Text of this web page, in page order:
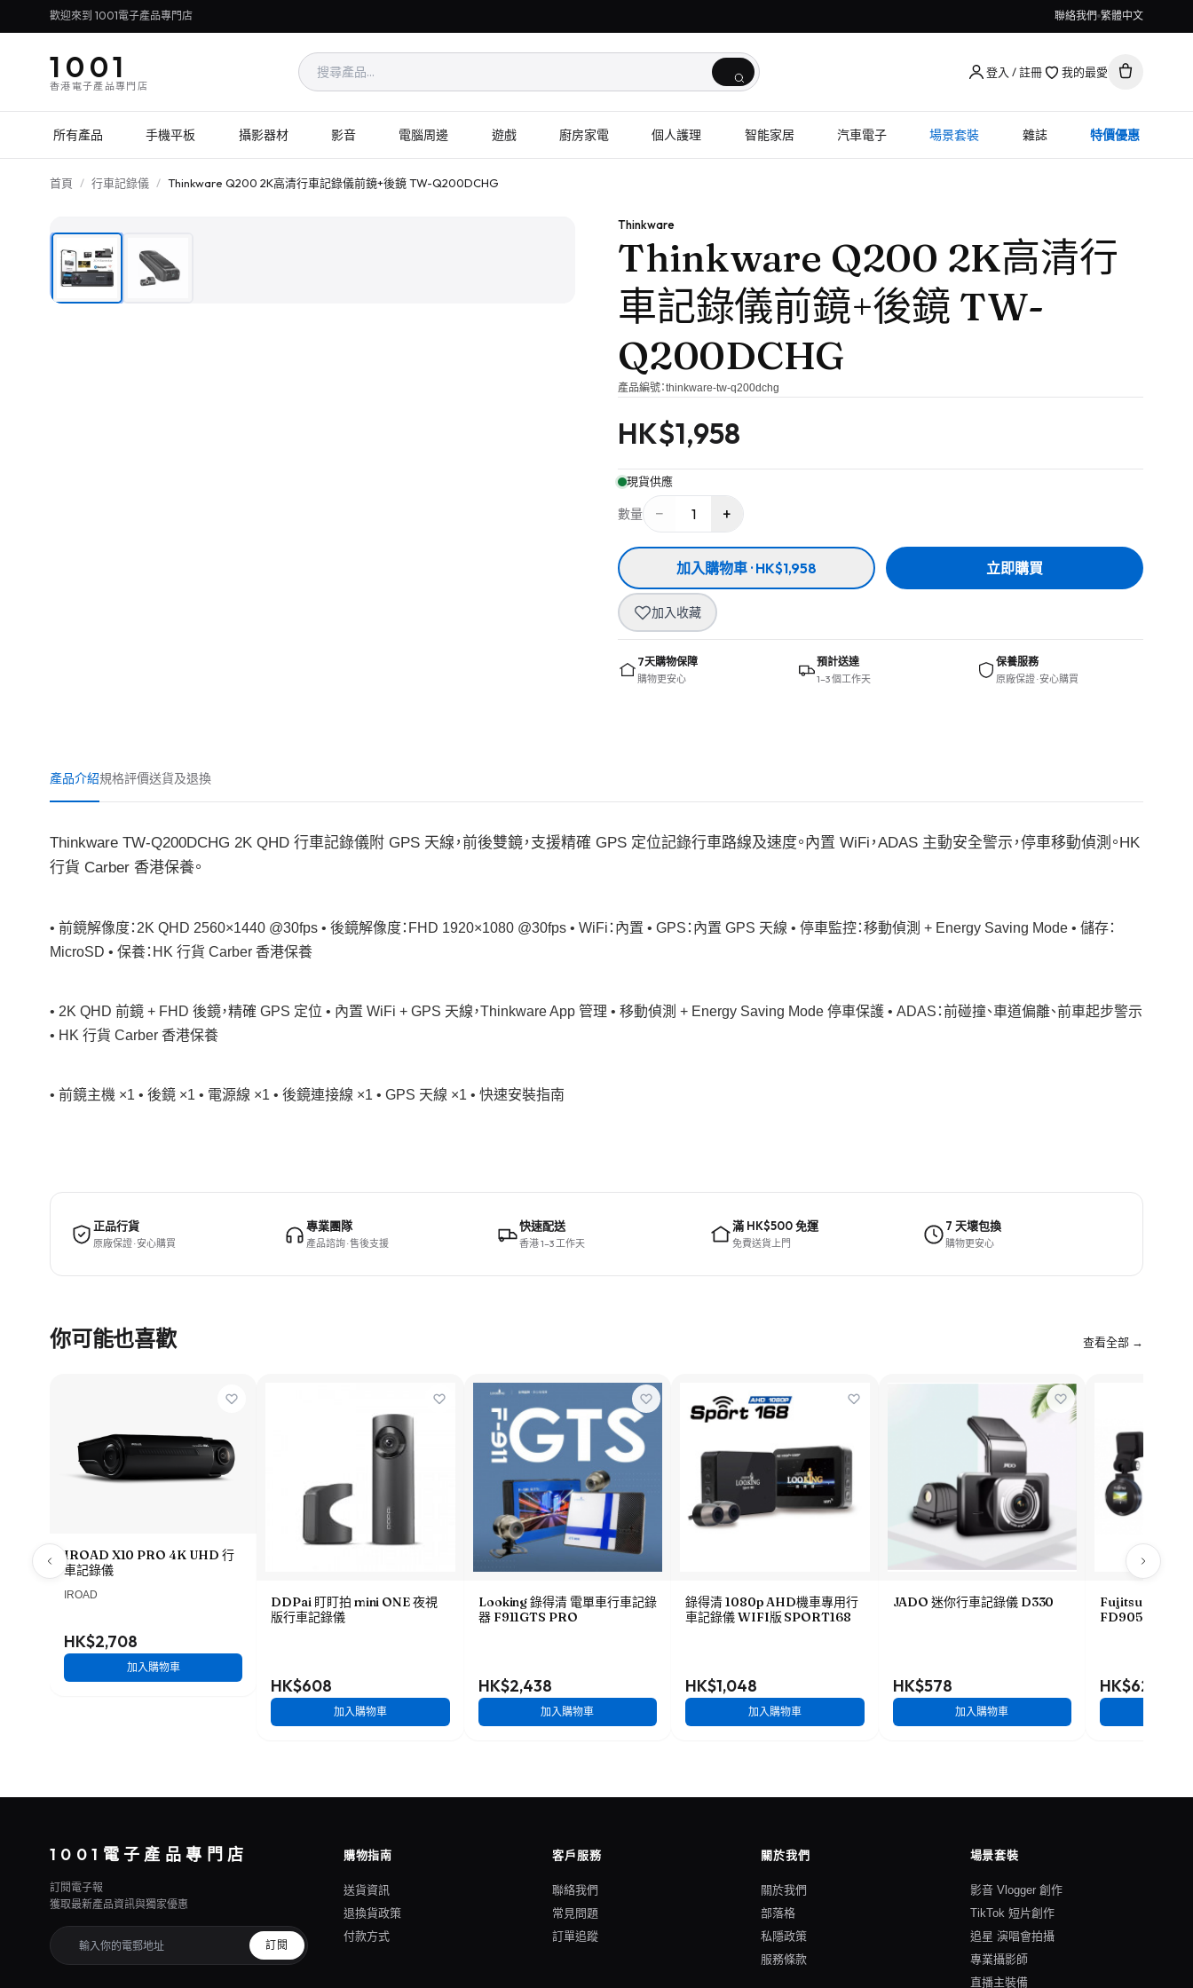
歡迎來到 1001電子產品專門店 聯絡我們 繁體中文
1001
香港電子產品專門店
登入 / 註冊 我的最愛
所有產品 手機平板 攝影器材 影音 電腦周邊 遊戲 廚房家電 個人護理 智能家居 汽車電子 場景套裝 雜誌 特價優惠
首頁 / 行車記錄儀 / Thinkware Q200 2K高清行車記錄儀前鏡+後鏡 TW-Q200DCHG
Thinkware
Thinkware Q200 2K高清行
車記錄儀前鏡+後鏡 TW-
Q200DCHG
產品編號：thinkware-tw-q200dchg
HK$1,958
現貨供應
數量 − 1 +
加入購物車 · HK$1,958 立即購買
加入收藏
7天購物保障
購物更安心
預計送達
1–3 個工作天
保養服務
原廠保證 · 安心購買
產品介紹規格評價送貨及退換
Thinkware TW-Q200DCHG 2K QHD 行車記錄儀附 GPS 天線，前後雙鏡，支援精確 GPS 定位記錄行車路線及速度。內置 WiFi，ADAS 主動安全警示，停車移動偵測。HK
行貨 Carber 香港保養。
• 前鏡解像度：2K QHD 2560×1440 @30fps • 後鏡解像度：FHD 1920×1080 @30fps • WiFi：內置 • GPS：內置 GPS 天線 • 停車監控：移動偵測 + Energy Saving Mode • 儲存：
MicroSD • 保養：HK 行貨 Carber 香港保養
• 2K QHD 前鏡 + FHD 後鏡，精確 GPS 定位 • 內置 WiFi + GPS 天線，Thinkware App 管理 • 移動偵測 + Energy Saving Mode 停車保護 • ADAS：前碰撞、車道偏離、前車起步警示
• HK 行貨 Carber 香港保養
• 前鏡主機 ×1 • 後鏡 ×1 • 電源線 ×1 • 後鏡連接線 ×1 • GPS 天線 ×1 • 快速安裝指南
正品行貨
原廠保證 · 安心購買
專業團隊
產品諮詢 · 售後支援
快速配送
香港 1–3 工作天
滿 HK$500 免運
免費送貨上門
7 天壞包換
購物更安心
你可能也喜歡 查看全部 →
IROAD X10 PRO 4K UHD 行
車記錄儀
IROAD
HK$2,708
加入購物車
DDPai 盯盯拍 mini ONE 夜視
版行車記錄儀
HK$608
加入購物車
Looking 錄得清 電單車行車記錄
器 F911GTS PRO
HK$2,438
加入購物車
錄得清 1080p AHD機車專用行
車記錄儀 WIFI版 SPORT168
HK$1,048
加入購物車
JADO 迷你行車記錄儀 D330
HK$578
加入購物車
Fujitsu 全高清
FD905
HK$628
1001電子產品專門店
訂閱電子報
獲取最新產品資訊與獨家優惠
訂閱
購物指南
送貨資訊
退換貨政策
付款方式
客戶服務
聯絡我們
常見問題
訂單追蹤
關於我們
關於我們
部落格
私隱政策
服務條款
場景套裝
影音 Vlogger 創作
TikTok 短片創作
追星 演唱會拍攝
專業攝影師
直播主裝備